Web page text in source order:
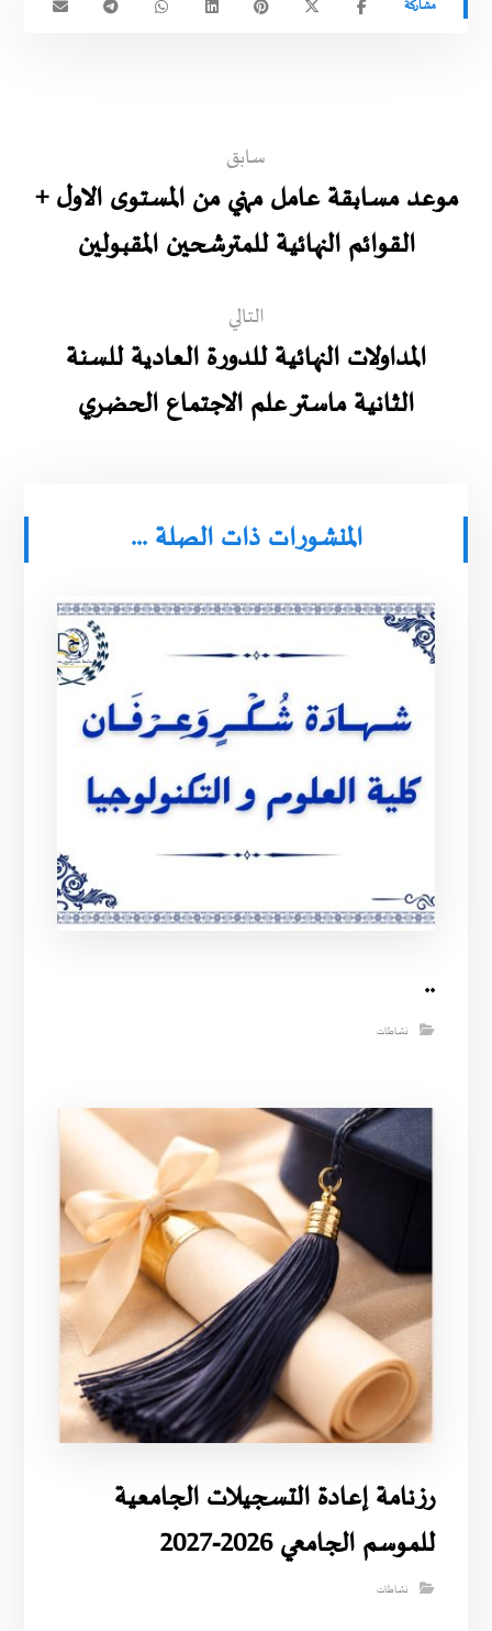
سابق
موعد مسابقة عامل مهني من المستوى الاول +
القوائم النهائية للمترشحين المقبولين
التالي
المداولات النهائية للدورة العادية للسنة
الثانية ماستر علم الاجتماع الحضري
المنشورات ذات الصلة ...
..
نشاطات
رزنامة إعادة التسجيلات الجامعية
للموسم الجامعي 2026-2027
نشاطات